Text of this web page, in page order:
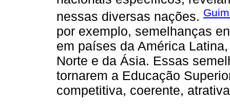
nessas diversas nações.
por exemplo, semelhanças
em países da América
Norte e da Ásia. Essas
tornarem a Educação
competitiva, coerente,